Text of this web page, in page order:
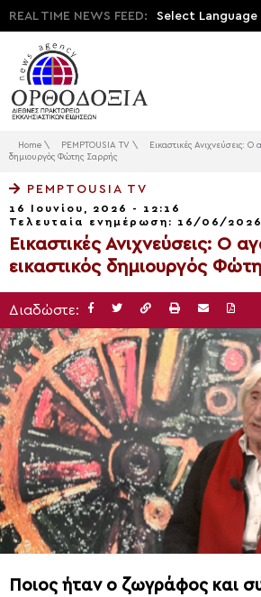
REAL TIME NEWS FEED: Select Language
Home \ PEMPTOUSIA TV \
Εικαστικές Ανιχνεύσεις: Ο
δημιουργός Φώτης Σαρρής
PEMPTOUSIA TV
16 Ιουνίου, 2026 - 12:16
Τελευταία ενημέρωση: 16/06/
Εικαστικές Ανιχνεύσεις: Ο
εικαστικός δημιουργός
Διαδώστε:
Ποιος ήταν ο ζωγράφος και